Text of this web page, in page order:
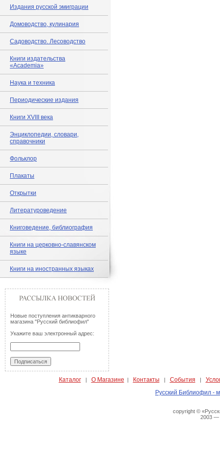
Издания русской эмиграции
Домоводство, кулинария
Садоводство. Лесоводство
Книги издательства
«Academia»
Наука и техника
Периодические издания
Книги XVIII века
Энциклопедии, словари,
справочники
Фольклор
Плакаты
Открытки
Литературоведение
Книговедение, библиография
Книги на церковно-славянском
языке
Книги на иностранных языках
Новые поступления антикварного
магазина "Русский библиофил"
Укажите ваш электронный адрес:
Каталог| О Магазине | Контакты | События |
Русский Библиофил -
copyright ©
2003 —